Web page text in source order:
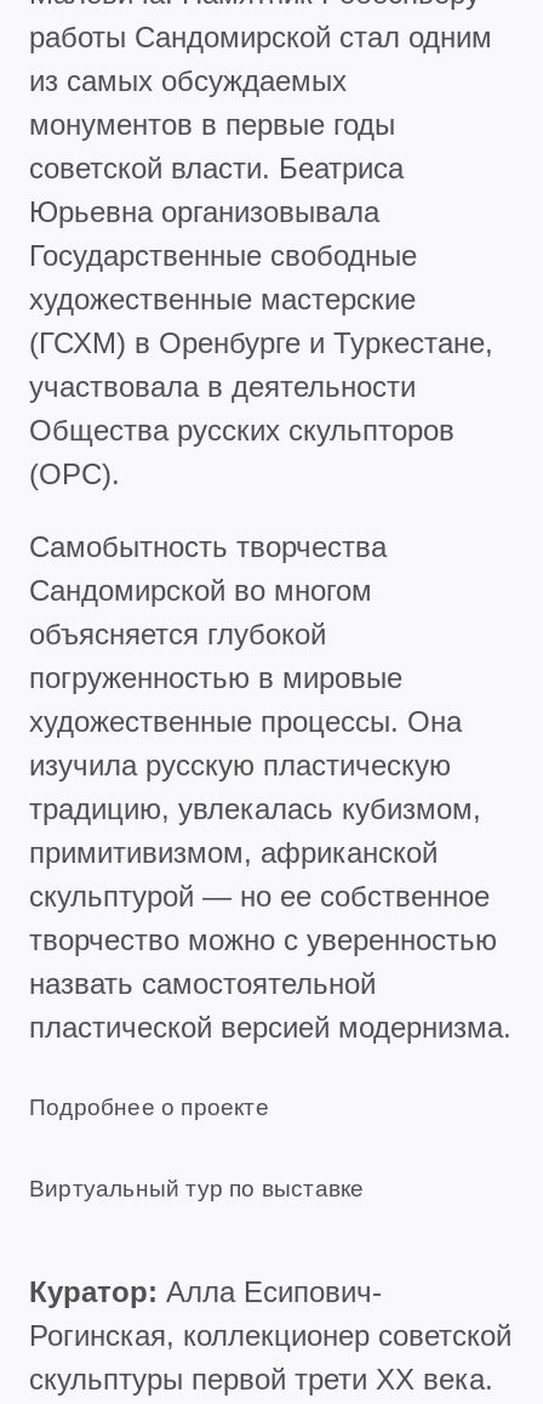
работы Сандомирской стал одним
из самых обсуждаемых
монументов в первые годы
советской власти. Беатриса
Юрьевна организовывала
Государственные свободные
художественные мастерские
(ГСХМ) в Оренбурге и Туркестане,
участвовала в деятельности
Общества русских скульпторов
(ОРС).
Самобытность творчества
Сандомирской во многом
объясняется глубокой
погруженностью в мировые
художественные процессы. Она
изучила русскую пластическую
традицию, увлекалась кубизмом,
примитивизмом, африканской
скульптурой — но ее собственное
творчество можно с уверенностью
назвать самостоятельной
пластической версией модернизма.
Подробнее о проекте
Виртуальный тур по выставке
Куратор: Алла Есипович-
Рогинская, коллекционер советской
скульптуры первой трети XX века.